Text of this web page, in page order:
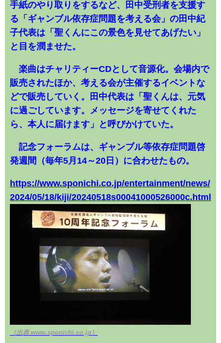
手紙のやり取りをするなど、田中受刑者を支援す
る「ギャンブル依存症問題を考える会」の田中紀
子代表は「聖くんにこの景色を見せてあげたい」
と目を潤ませた。
楽曲はチャリティーCDとして音源化。会場内で
販売されたほか、考える会が主催するイベントな
どで販売していく。田中代表は「聖くんは、元気
に過ごしています。メッセージを寄せてくれた
ら、本人に届けます」と呼びかけていた。
記念フォーラムは、ギャンブル等依存症問題啓
発週間（毎年5月14～20日）に合わせたもの。
https://www.sponichi.co.jp/entertainment/news/
2024/05/18/kiji/20240518s00041000526000c.html
（出典 www.sponichi.co.jp）